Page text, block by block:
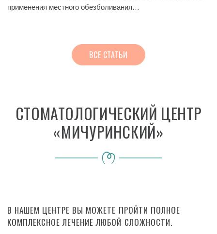
применения местного обезболивания…
ВСЕ СТАТЬИ
СТОМАТОЛОГИЧЕСКИЙ ЦЕНТР
«МИЧУРИНСКИЙ»
В НАШЕМ ЦЕНТРЕ ВЫ МОЖЕТЕ ПРОЙТИ ПОЛНОЕ
КОМПЛЕКСНОЕ ЛЕЧЕНИЕ ЛЮБОЙ СЛОЖНОСТИ.